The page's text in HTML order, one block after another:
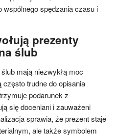
wspólnego spędzania czasu i
prezenty
ślub
mają niezwykłą moc
trudne do opisania
podarunek z
się doceniani i zauważeni
sprawia, że prezent staje
ale także symbolem